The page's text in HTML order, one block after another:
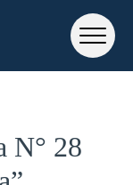
N° 28